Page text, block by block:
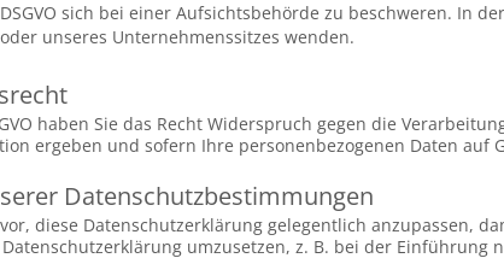
sich bei einer Aufsichtsbehörde zu beschweren. In
unseres Unternehmenssitzes wenden.
haben Sie das Recht Widerspruch gegen die
ergeben und sofern Ihre personenbezogenen Daten auf
Datenschutzbestimmungen
diese Datenschutzerklärung gelegentlich anzupassen,
umzusetzen, z. B. bei der